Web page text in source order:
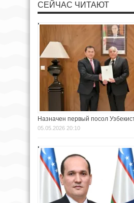
СЕЙЧАС ЧИТАЮТ
Назначен первый посол
05.05.2026 20:10